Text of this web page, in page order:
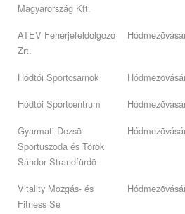
Magyarország Kft.
ATEV Fehérjefeldolgozó
Zrt.
Hódtói Sportcsarnok
Hódtói Sportcentrum
Gyarmati Dezsõ
Sportuszoda és Török
Sándor Strandfürdõ
Vitality Mozgás- és
Fitness Se